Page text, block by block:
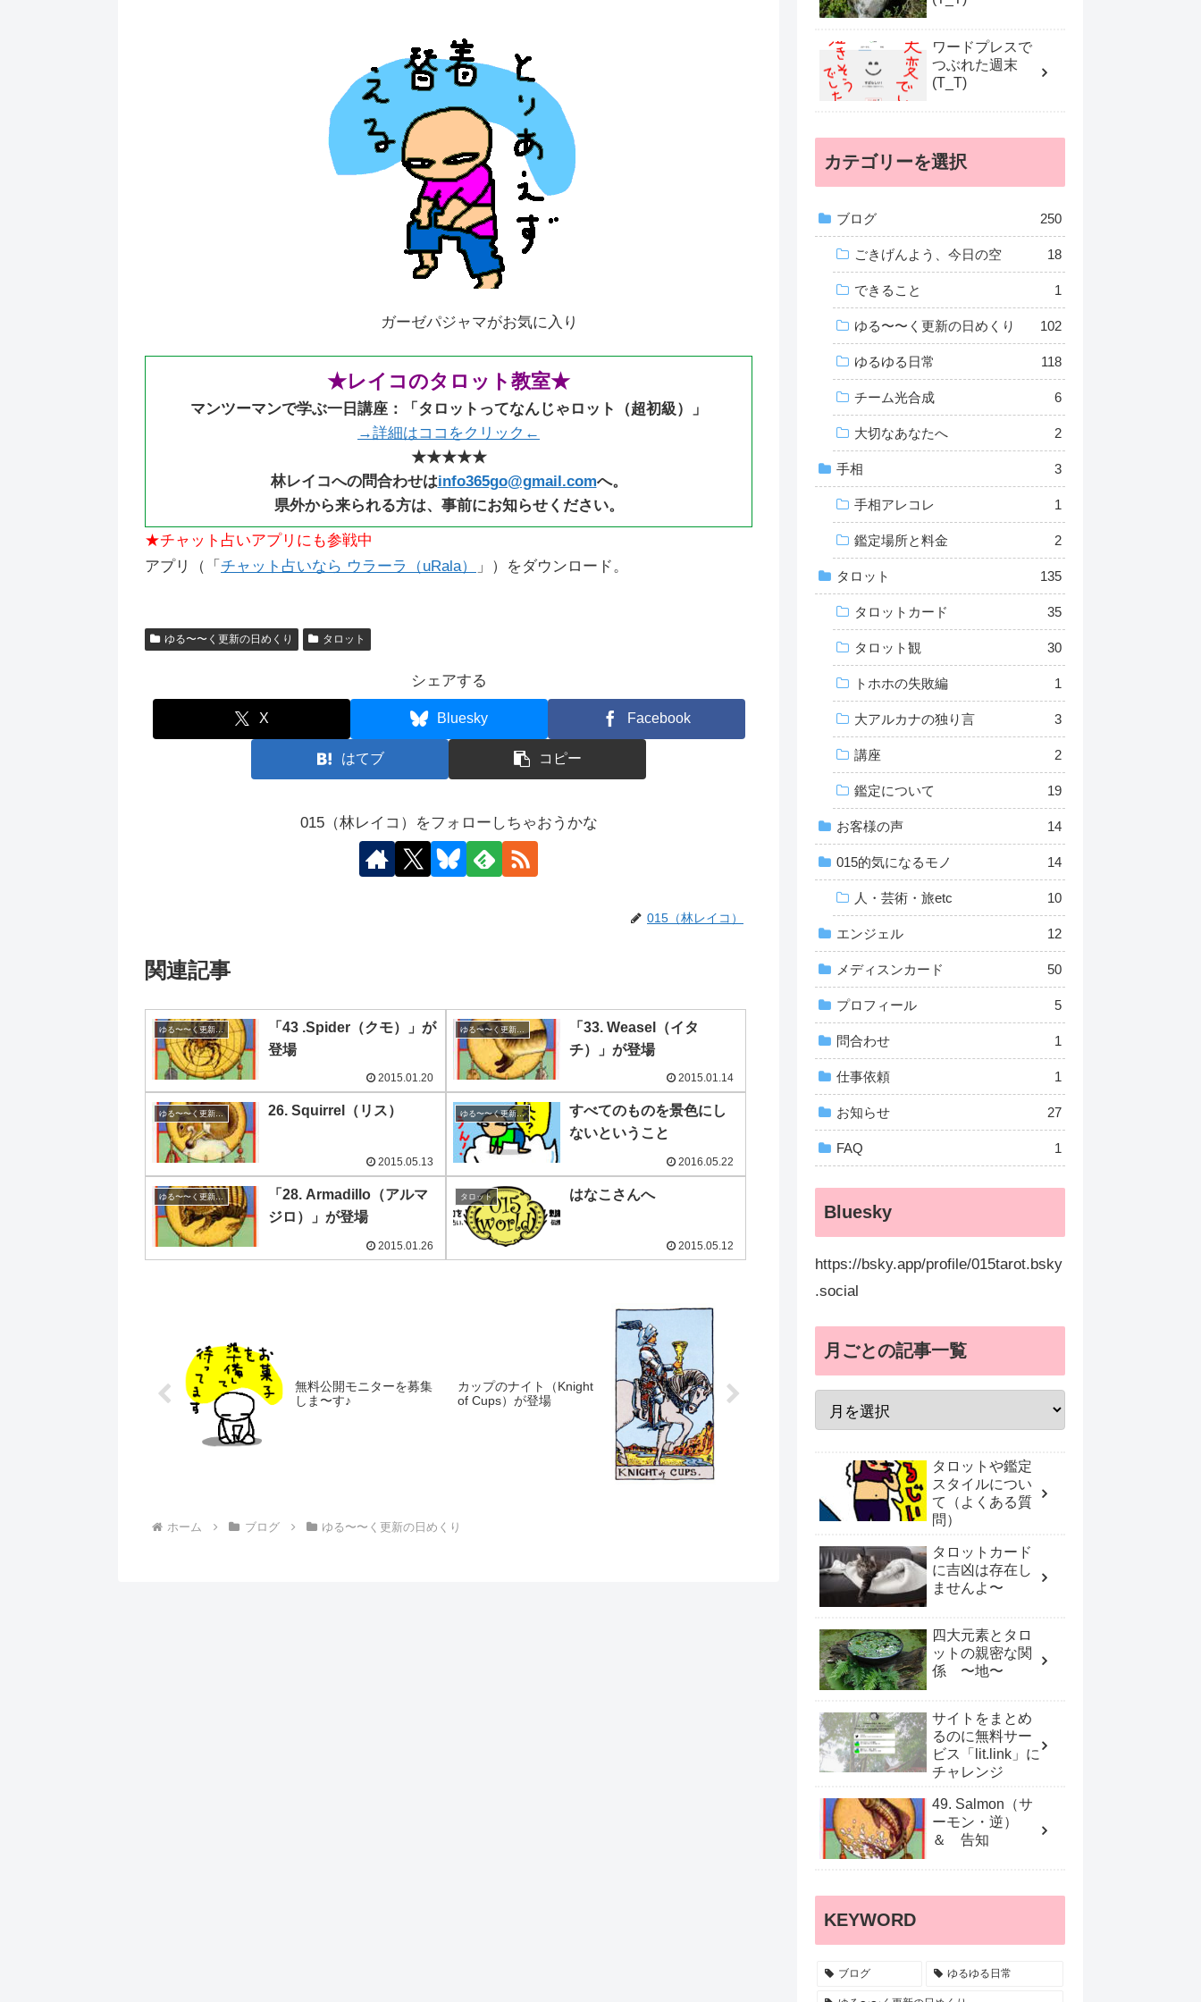
ガーゼパジャマがお気に入り
★レイコのタロット教室★
マンツーマンで学ぶ一日講座：「タロットってなんじゃロット（超初級）」
→詳細はココをクリック←
★★★★★
林レイコへの問合わせはinfo365go@gmail.comへ。
県外から来られる方は、事前にお知らせください。
★チャット占いアプリにも参戦中
アプリ（「 チャット占いなら ウラーラ（uRala） 」）をダウンロード。
ゆる〜〜く更新の日めくり タロット
シェアする
X Bluesky Facebook
はてブ コピー
015（林レイコ）をフォローしちゃおうかな
015（林レイコ）
関連記事
ゆる〜〜く更新の日めくり
「43 .Spider（クモ）」が
登場
2015.01.20
ゆる〜〜く更新の日めくり
「33. Weasel（イタ
チ）」が登場
2015.01.14
ゆる〜〜く更新の日めくり 26. Squirrel（リス）
2015.05.13
ゆる〜〜く更新の日めくり
すべてのものを景色にし
ないということ
2016.05.22
ゆる〜〜く更新の日めくり
「28. Armadillo（アルマ
ジロ）」が登場
2015.01.26
タロット はなこさんへ
2015.05.12
無料公開モニターを募集
しま〜す♪
カップのナイト（Knight
of Cups）が登場
ホーム ブログ ゆる〜〜く更新の日めくり
ワードプレスで
つぶれた週末
(T_T)
カテゴリーを選択
ブログ 250
ごきげんよう、今日の空 18
できること 1
ゆる〜〜く更新の日めくり 102
ゆるゆる日常 118
チーム光合成 6
大切なあなたへ 2
手相 3
手相アレコレ 1
鑑定場所と料金 2
タロット 135
タロットカード 35
タロット観 30
トホホの失敗編 1
大アルカナの独り言 3
講座 2
鑑定について 19
お客様の声 14
015的気になるモノ 14
人・芸術・旅etc 10
エンジェル 12
メディスンカード 50
プロフィール 5
問合わせ 1
仕事依頼 1
お知らせ 27
FAQ 1
Bluesky
https://bsky.app/profile/015tarot.bsky
.social
月ごとの記事一覧
タロットや鑑定
スタイルについ
て（よくある質
問）
タロットカード
に吉凶は存在し
ませんよ〜
四大元素とタロ
ットの親密な関
係 〜地〜
サイトをまとめ
るのに無料サー
ビス「lit.link」に
チャレンジ
49. Salmon（サ
ーモン・逆）
＆ 告知
KEYWORD
ブログ ゆるゆる日常